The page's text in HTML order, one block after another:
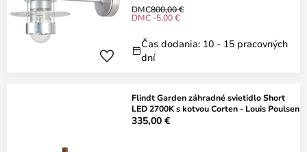
DMC800,00 €
DMC -5,00 €
Čas dodania: 10 - 15 pracovných
dní
Flindt Garden záhradné svietidlo Short
LED 2700K s kotvou Corten - Louis Poulsen
335,00 €